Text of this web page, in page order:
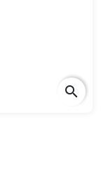
search